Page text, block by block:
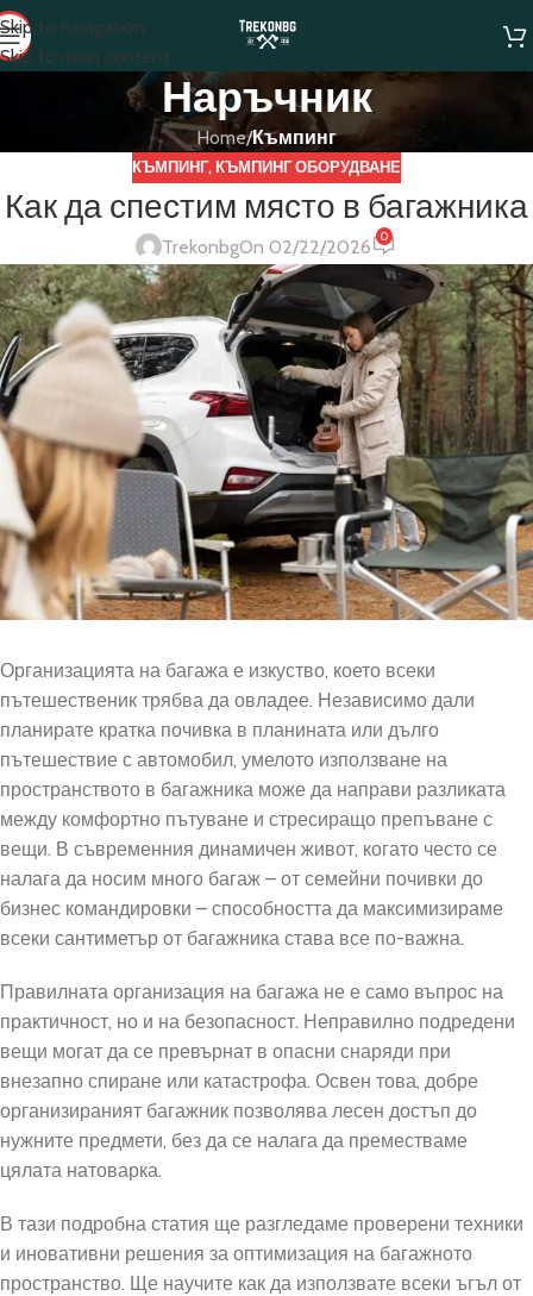
Skip to navigation
Skip to main content
Наръчник
Home/Къмпинг
КЪМПИНГ, КЪМПИНГ ОБОРУДВАНЕ
Как да спестим място в багажника
TrekonbgOn 02/22/2026 0
Организацията на багажа е изкуство, което всеки
пътешественик трябва да овладее. Независимо дали
планирате кратка почивка в планината или дълго
пътешествие с автомобил, умелото използване на
пространството в багажника може да направи разликата
между комфортно пътуване и стресиращо препъване с
вещи. В съвременния динамичен живот, когато често се
налага да носим много багаж – от семейни почивки до
бизнес командировки – способността да максимизираме
всеки сантиметър от багажника става все по-важна.
Правилната организация на багажа не е само въпрос на
практичност, но и на безопасност. Неправилно подредени
вещи могат да се превърнат в опасни снаряди при
внезапно спиране или катастрофа. Освен това, добре
организираният багажник позволява лесен достъп до
нужните предмети, без да се налага да преместваме
цялата натоварка.
В тази подробна статия ще разгледаме проверени техники
и иновативни решения за оптимизация на багажното
пространство. Ще научите как да използвате всеки ъгъл от